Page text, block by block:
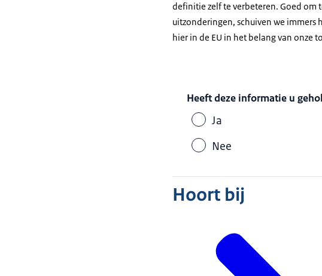
definitie zelf te verbeteren. Goed om
uitzonderingen, schuiven we
hier in de EU in het belang van onze
Heeft deze informatie u
Ja
Nee
Hoort bij